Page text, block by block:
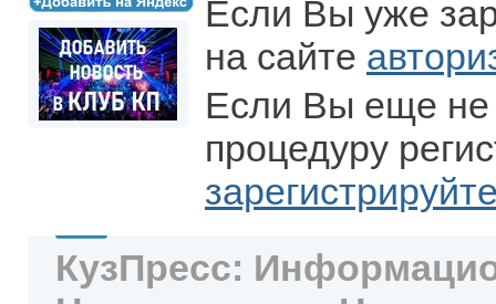
Если Вы уже
на сайте
Если Вы еще не
процедуру
КузПресс: